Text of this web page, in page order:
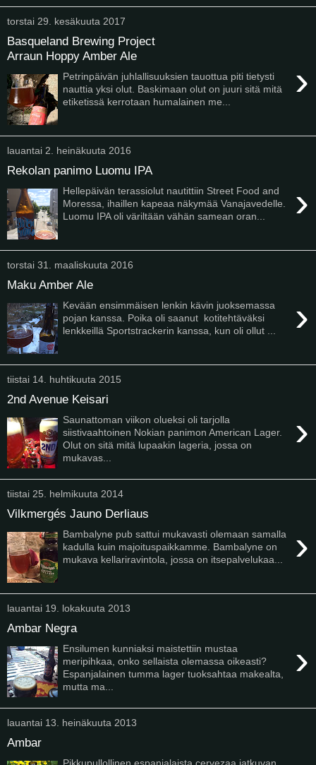
torstai 29. kesäkuuta 2017
Basqueland Brewing Project
Arraun Hoppy Amber Ale
›
Petrinpäivän juhlallisuuksien tauottua piti tietysti
nauttia yksi olut. Baskimaan olut on juuri sitä mitä
etiketissä kerrotaan humalainen me...
lauantai 2. heinäkuuta 2016
Rekolan panimo Luomu IPA
›
Hellepäivän terassiolut nautittiin Street Food and
Moressa, ihaillen kapeaa näkymää Vanajavedelle.
Luomu IPA oli väriltään vähän samean oran...
torstai 31. maaliskuuta 2016
Maku Amber Ale
›
Kevään ensimmäisen lenkin kävin juoksemassa
pojan kanssa. Poika oli saanut kotitehtäväksi
lenkkeillä Sportstrackerin kanssa, kun oli ollut ...
tiistai 14. huhtikuuta 2015
2nd Avenue Keisari
›
Saunattoman viikon olueksi oli tarjolla
siistivaahtoinen Nokian panimon American Lager.
Olut on sitä mitä lupaakin lageria, jossa on
mukavas...
tiistai 25. helmikuuta 2014
Vilkmergés Jauno Derliaus
›
Bambalyne pub sattui mukavasti olemaan samalla
kadulla kuin majoituspaikkamme. Bambalyne on
mukava kellariravintola, jossa on itsepalvelukaa...
lauantai 19. lokakuuta 2013
Ambar Negra
›
Ensilumen kunniaksi maistettiin mustaa
meripihkaa, onko sellaista olemassa oikeasti?
Espanjalainen tumma lager tuoksahtaa makealta,
mutta ma...
lauantai 13. heinäkuuta 2013
Ambar
Pikkupullollinen espanjalaista cervezaa jatkuvan